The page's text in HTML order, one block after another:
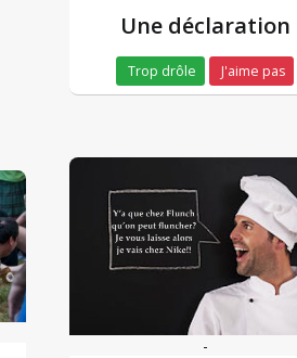
Une déclaration
Trop drôle J'aime pas
-